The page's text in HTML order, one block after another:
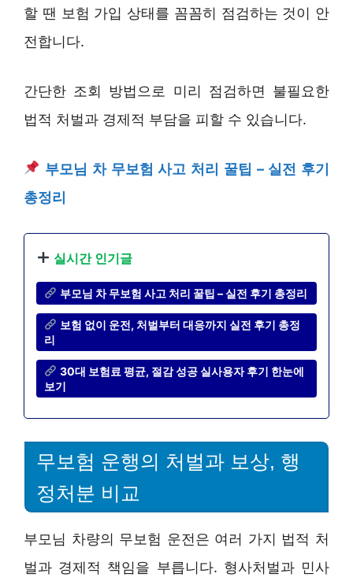
할 땐 보험 가입 상태를 꼼꼼히 점검하는 것이 안
전합니다.
간단한 조회 방법으로 미리 점검하면 불필요한
법적 처벌과 경제적 부담을 피할 수 있습니다.
부모님 차 무보험 사고 처리 꿀팁 – 실전 후기
총정리
실시간 인기글
부모님 차 무보험 사고 처리 꿀팁 – 실전 후기 총정리
보험 없이 운전, 처벌부터 대응까지 실전 후기 총정
리
30대 보험료 평균, 절감 성공 실사용자 후기 한눈에
보기
무보험 운행의 처벌과 보상, 행
정처분 비교
부모님 차량의 무보험 운전은 여러 가지 법적 처
벌과 경제적 책임을 부릅니다. 형사처벌과 민사